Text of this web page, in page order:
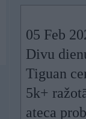
05 Feb
Divu
Tiguan
5k+
ateca